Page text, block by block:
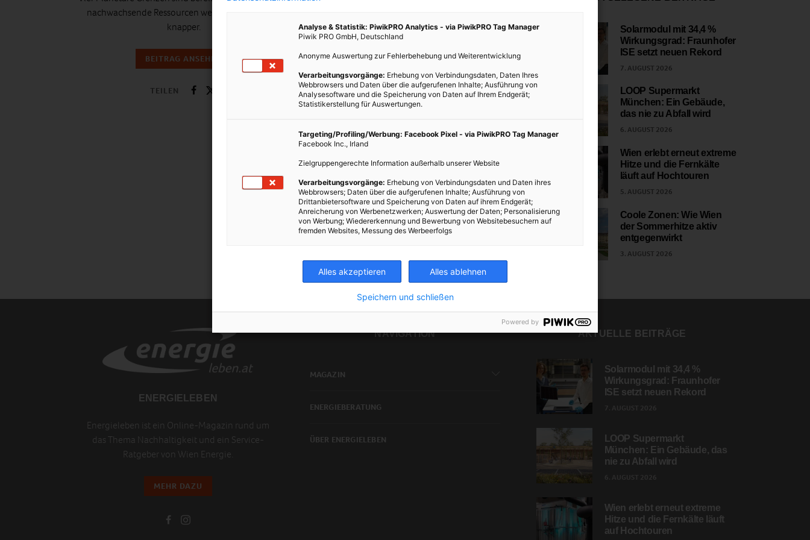
nachwachsende Ressourcen werden auch immer
knapper.
BEITRAG ANSEHEN
TEILEN
Solarmodul mit 34,4 %
Wirkungsgrad: Fraunhofer
ISE setzt neuen Rekord
7. AUGUST 2026
LOOP Supermarkt
München: Ein Gebäude,
das nie zu Abfall wird
6. AUGUST 2026
Wien erlebt erneut extreme
Hitze und die Fernkälte
läuft auf Hochtouren
5. AUGUST 2026
Coole Zonen: Wie Wien
der Sommerhitze aktiv
entgegenwirkt
3. AUGUST 2026
ENERGIELEBEN
Energieleben ist ein Online-Magazin rund um
das Thema Nachhaltigkeit und ein Service-
Ratgeber von Wien Energie.
MEHR DAZU
NAVIGATION
MAGAZIN
ENERGIEBERATUNG
ÜBER ENERGIELEBEN
AKTUELLE BEITRÄGE
Solarmodul mit 34,4 %
Wirkungsgrad: Fraunhofer
ISE setzt neuen Rekord
LOOP Supermarkt
München: Ein Gebäude, das
nie zu Abfall wird
Wien erlebt erneut extreme
Hitze und die Fernkälte läuft
auf Hochtouren
Analyse & Statistik: PiwikPRO Analytics - via PiwikPRO Tag Manager
Piwik PRO GmbH, Deutschland
Anonyme Auswertung zur Fehlerbehebung und Weiterentwicklung
Verarbeitungsvorgänge: Erhebung von Verbindungsdaten, Daten Ihres
Webbrowsers und Daten über die aufgerufenen Inhalte; Ausführung von
Analysesoftware und die Speicherung von Daten auf Ihrem Endgerät;
Statistikerstellung für Auswertungen.
Targeting/Profiling/Werbung: Facebook Pixel - via PiwikPRO Tag Manager
Facebook Inc., Irland
Zielgruppengerechte Information außerhalb unserer Website
Verarbeitungsvorgänge: Erhebung von Verbindungsdaten und Daten ihres
Webbrowsers; Daten über die aufgerufenen Inhalte; Ausführung von
Drittanbietersoftware und Speicherung von Daten auf ihrem Endgerät;
Anreicherung von Werbenetzwerken; Auswertung der Daten; Personalisierung
von Werbung; Wiedererkennung und Bewerbung von Websitebesuchern auf
fremden Websites, Messung des Werbeerfolgs
Alles akzeptieren Alles ablehnen
Speichern und schließen
Powered by